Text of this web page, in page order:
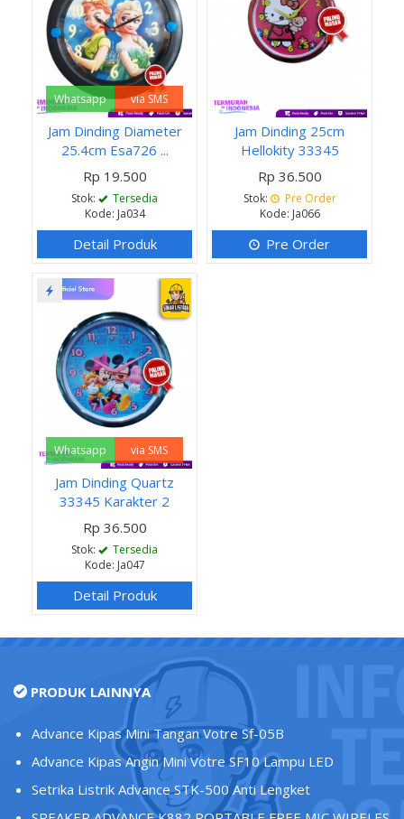
Whatsapp via SMS
Jam Dinding Diameter
25.4cm Esa726 ...
Rp 19.500
Stok:
Tersedia
Kode: Ja034
Detail Produk
Jam Dinding 25cm
Hellokity 33345
Rp 36.500
Stok:
Pre Order
Kode: Ja066
Pre Order
Whatsapp via SMS
Jam Dinding Quartz
33345 Karakter 2
Rp 36.500
Stok:
Tersedia
Kode: Ja047
Detail Produk
PRODUK LAINNYA
Advance Kipas Mini Tangan Votre Sf-05B
Advance Kipas Angin Mini Votre SF10 Lampu LED
Setrika Listrik Advance STK-500 Anti Lengket